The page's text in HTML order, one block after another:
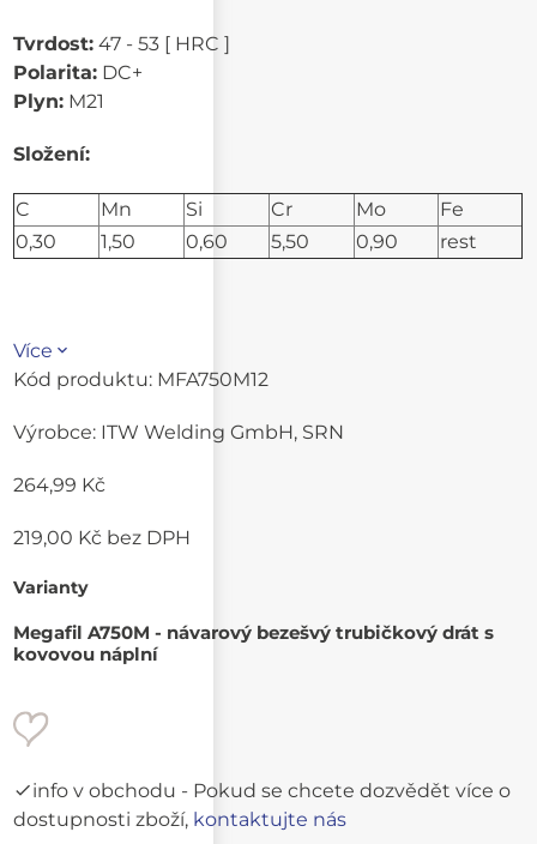
Tvrdost: 47 - 53 [ HRC ]
Polarita: DC+
Plyn: M21
Složení:
C Mn Si Cr Mo
Fe
0,30
1,50 0,60 5,50 0,90 rest
Více
Kód produktu: MFA750M12
Výrobce: ITW Welding GmbH, SRN
264,99 Kč
219,00 Kč bez DPH
Varianty
Megafil A750M - návarový bezešvý trubičkový drát s
kovovou náplní
info v obchodu - Pokud se chcete dozvědět více o
dostupnosti zboží, kontaktujte nás